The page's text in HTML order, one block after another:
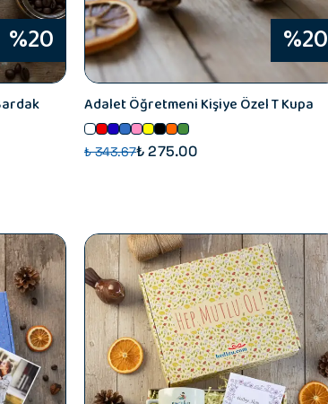
%20 %20
Adalet Öğretmeni Kişiye Özel T Kupa
₺ 343.67₺ 275.00